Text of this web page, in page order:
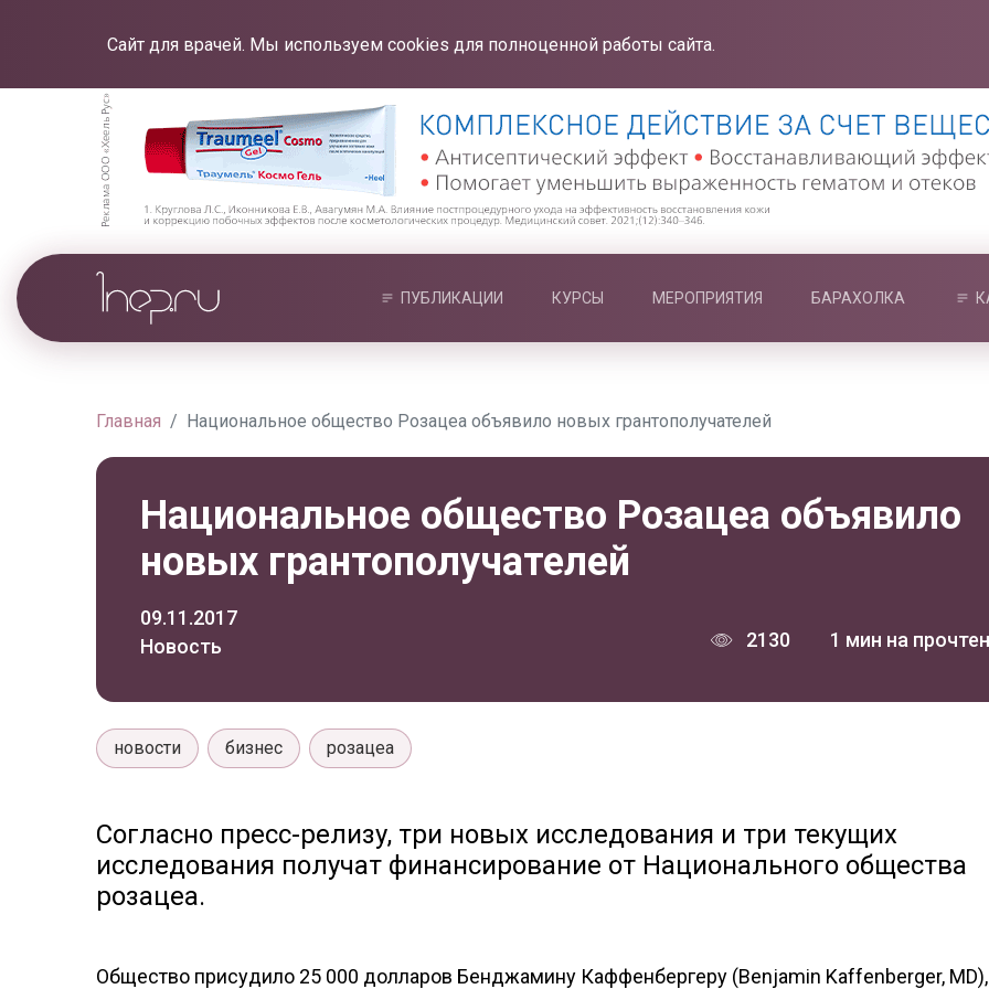
Сайт для врачей. Мы используем cookies для полноценной работы сайта.
ПУБЛИКАЦИИ КУРСЫ МЕРОПРИЯТИЯ БАРАХОЛКА
Главная Национальное общество Розацеа объявило новых грантополучателей
Национальное общество Розацеа объявило
новых грантополучателей
09.11.2017
Новость
2130 1 мин на
новости бизнес розацеа
Согласно пресс-релизу, три новых исследования и три текущих
исследования получат финансирование от Национального общества
розацеа.
Общество присудило 25 000 долларов Бенджамину Каффенбергеру (Benjamin Kaffenberger, MD),